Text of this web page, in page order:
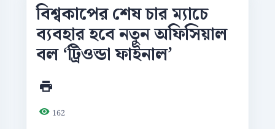
বিশ্বকাপের শেষ চার ম্যাচে
ব্যবহার হবে নতুন অফিসিয়াল
বল ‘ট্রিওন্ডা ফাইনাল’
162